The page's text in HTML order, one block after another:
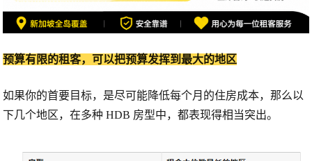
预算有限的租客，可以把预算发挥到最大的地区
如果你的首要目标，是尽可能降低每个月的住房成本，那么以
下几个地区，在多种 HDB 房型中，都表现得相当突出。